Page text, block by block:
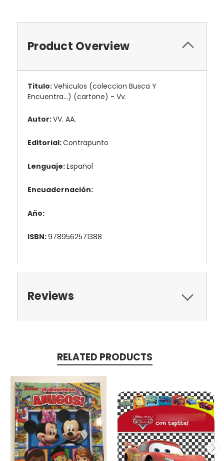
Product Overview
Titulo:Vehiculos (coleccion Busca Y
Encuentra...) (cartone) - Vv.
Autor:VV. AA.
Editorial:Contrapunto
Lenguaje:Español
Encuadernación:
Año:
ISBN:9789562571388
Reviews
RELATED PRODUCTS